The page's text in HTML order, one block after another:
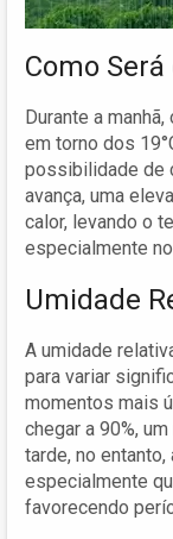
Como
Durante a
em torno dos
possibilidade de
avança, uma
calor, levando o
especialmente
Umidade
A umidade
para variar
momentos mais
chegar a 90%,
tarde, no
especialmente
favorecendo